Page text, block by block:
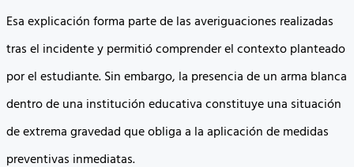
Esa explicación forma parte de las averiguaciones realizadas
tras el incidente y permitió comprender el contexto planteado
por el estudiante. Sin embargo, la presencia de un arma blanca
dentro de una institución educativa constituye una situación
de extrema gravedad que obliga a la aplicación de medidas
preventivas inmediatas.